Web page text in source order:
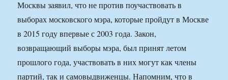
Москвы заявил, что не против поучаствовать в
выборах московского мэра, которые пройдут в Москве
в 2015 году впервые с 2003 года. Закон,
возвращающий выборы мэра, был принят летом
прошлого года, участвовать в них могут как члены
партий, так и самовыдвиженцы. Напомним, что в